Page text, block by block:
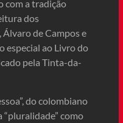
com a tradição
dos
de Campos e
especial ao Livro do
pela Tinta-da-
do colombiano
“pluralidade” como